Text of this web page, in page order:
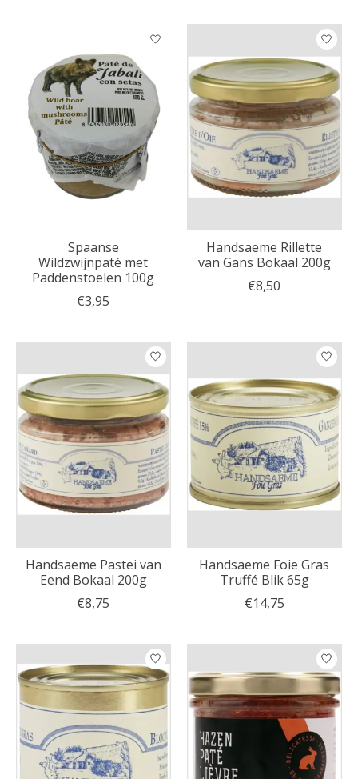
Spaanse
Wildzwijnpaté met
Paddenstoelen 100g
€3,95
Handsaeme Rillette
van Gans Bokaal 200g
€8,50
Handsaeme Pastei van
Eend Bokaal 200g
€8,75
Handsaeme Foie Gras
Truffé Blik 65g
€14,75